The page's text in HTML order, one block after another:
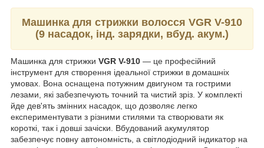
Машинка для стрижки волосся VGR V-910
(9 насадок, інд. зарядки, вбуд. акум.)
Машинка для стрижки VGR V-910 — це професійний
інструмент для створення ідеальної стрижки в домашніх
умовах. Вона оснащена потужним двигуном та гострими
лезами, які забезпечують точний та чистий зріз. У комплекті
йде дев'ять змінних насадок, що дозволяє легко
експериментувати з різними стилями та створювати як
короткі, так і довші зачіски. Вбудований акумулятор
забезпечує повну автономність, а світлодіодний індикатор на